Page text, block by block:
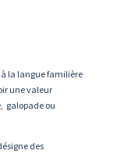
la langue familière
une valeur
galopade ou
des